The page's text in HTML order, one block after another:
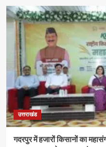
उत्तराखंड
गदरपुर में हजारों किसानों का